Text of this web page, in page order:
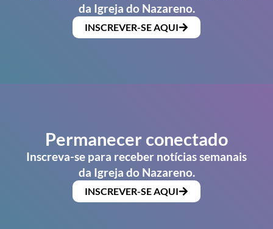
da Igreja do Nazareno.
INSCREVER-SE AQUI
Permanecer conectado
Inscreva-se para receber notícias semanais
da Igreja do Nazareno.
INSCREVER-SE AQUI